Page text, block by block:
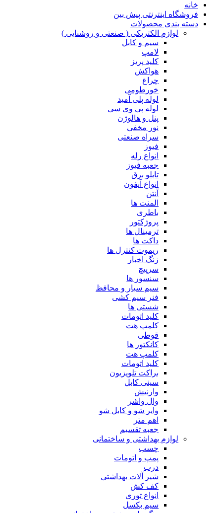
خانه
فروشگاه اینترنتی پیش بین
دسته بندی محصولات
لوازم الکتریکی ( صنعتی و روشنایی )
سیم و کابل
لامپ
کلید پریز
هواکش
چراغ
خورطومی
لوله پلی آمید
لوله پی وی سی
پنل و هالوژن
نور مخفی
سراه صنعتی
فیوز
انواع رله
جعبه فیوز
تابلو برق
انواع آیفون
آنتن
المنت ها
باطری
پروژکتور
ترمینال ها
داکت ها
ریموت کنترل ها
زنگ اخبار
سرپیچ
سنسور ها
سیم سیار و محافظ
فنر سیم کشی
شستی ها
کلید اتومات
کلمپ هت
قوطی
کانکتور ها
کلمپ هت
کلید اتومات
براکت تلویزیون
سینی کابل
وارنیش
وال واشر
وایر شو و کابل شو
اهم متر
جعبه تقسیم
لوازم بهداشتی و ساختمانی
چسب
پمپ و اتومات
درب
شیر آلات بهداشتی
کف کش
انواع توری
سیم بکسل